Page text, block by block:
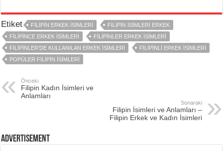
Etiket FILIPIN ERKEK İSIMLERI
FILIPIN ISIMLERI ERKEK
FILIPINCE ERKEK İSIMLERI
FILIPINLER ERKEK İSIMLERI
FILIPINLER'DE KULLANILAN ERKEK ISIMLERI
FILIPINLI ERKEK İSIMLERI
POPÜLER FILIPIN ISIMLERI
Önceki
Filipin Kadın İsimleri ve
Anlamları
Sonaraki
Filipin İsimleri ve Anlamları –
Filipin Erkek ve Kadın İsimleri
Advertisement